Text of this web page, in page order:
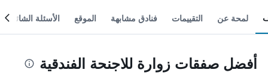
لمحة عن التقييمات فنادق مشابهة الموقع الأسئلة الشائعة
أفضل صفقات زوارة للاجنحة الفندقية